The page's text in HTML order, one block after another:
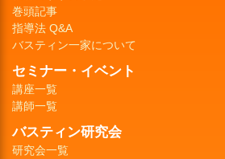
巻頭記事
指導法 Q&A
バスティン一家について
セミナー・イベント
講座一覧
講師一覧
バスティン研究会
研究会一覧